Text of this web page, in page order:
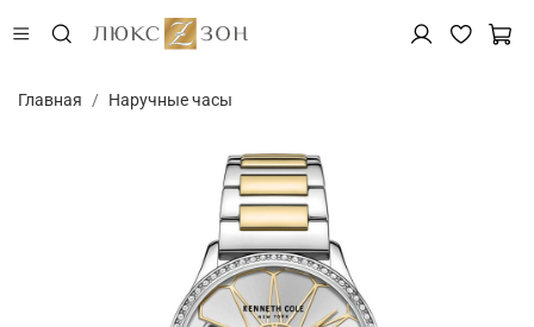
Главная Наручные часы